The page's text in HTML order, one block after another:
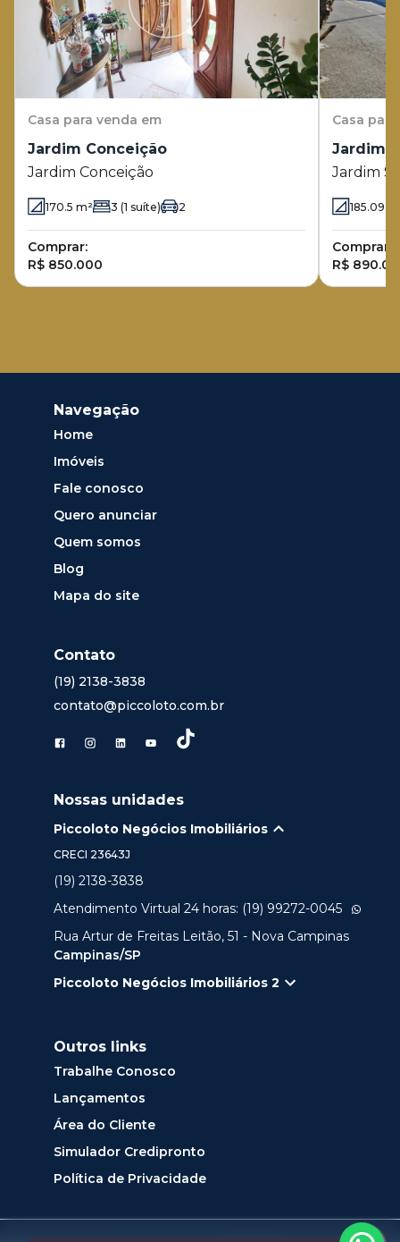
Casa para venda em
Jardim Conceição
Jardim Conceição
170.5 m² 3 (1 suíte) 2
Comprar:
R$ 850.000
Casa
Jardim
Jardim
185.09
Comprar:
R$
Navegação
Home
Imóveis
Fale conosco
Quero anunciar
Quem somos
Blog
Mapa do site
Contato
(19) 2138-3838
contato@piccoloto.com.br
Nossas unidades
Piccoloto Negócios Imobiliários
CRECI 23643J
(19) 2138-3838
Atendimento Virtual 24 horas: (19) 99272-0045
Rua Artur de Freitas Leitão, 51 - Nova Campinas
Campinas/SP
Piccoloto Negócios Imobiliários 2
Outros links
Trabalhe Conosco
Lançamentos
Área do Cliente
Simulador Credipronto
Política de Privacidade